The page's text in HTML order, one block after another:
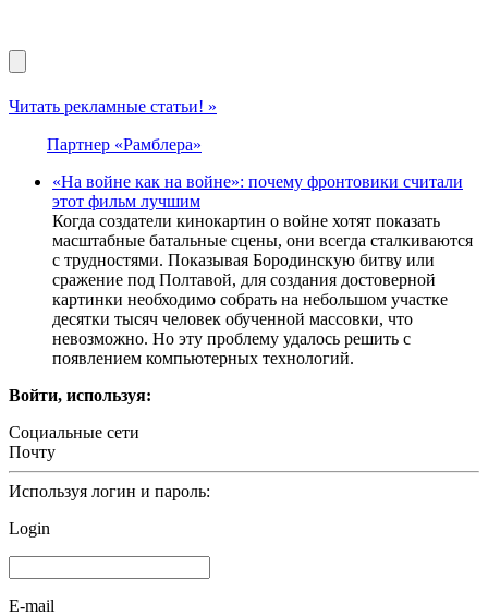
Читать рекламные статьи! »
Партнер «Рамблера»
«На войне как на войне»: почему фронтовики считали
этот фильм лучшим
Когда создатели кинокартин о войне хотят показать
масштабные батальные сцены, они всегда сталкиваются
с трудностями. Показывая Бородинскую битву или
сражение под Полтавой, для создания достоверной
картинки необходимо собрать на небольшом участке
десятки тысяч человек обученной массовки, что
невозможно. Но эту проблему удалось решить с
появлением компьютерных технологий.
Войти, используя:
Социальные сети
Почту
Используя логин и пароль:
Login
E-mail